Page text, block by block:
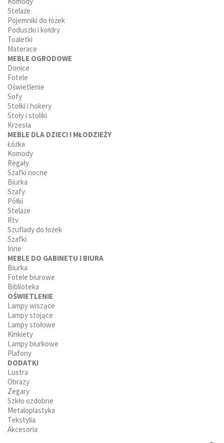
Stelaże
Pojemniki do łóżek
Poduszki i kołdry
Toaletki
Materace
MEBLE OGRODOWE
Donice
Fotele
Oświetlenie
Sofy
Stołki i hokery
Stoły i stoliki
Krzesła
MEBLE DLA DZIECI I MŁODZIEŻY
Łóżka
Komody
Regały
Szafki nocne
Biurka
Szafy
Półki
Stelaże
Rtv
Szuflady do łożek
Szafki
Inne
MEBLE DO GABINETU I BIURA
Biurka
Fotele biurowe
Biblioteka
OŚWIETLENIE
Lampy wiszące
Lampy stojące
Lampy stołowe
Kinkiety
Lampy biurkowe
Plafony
DODATKI
Lustra
Obrazy
Zegary
Szkło ozdobne
Metaloplastyka
Tekstylia
Akcesoria